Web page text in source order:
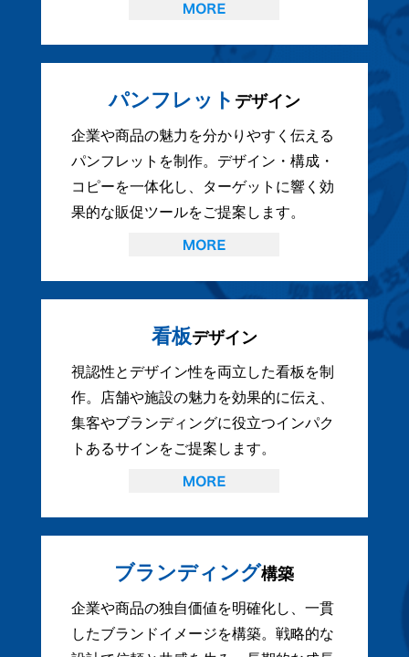
パンフレット デザイン
企業や商品の魅力を分かりやすく伝える
パンフレットを制作。デザイン・構成・
コピーを一体化し、ターゲットに響く効
果的な販促ツールをご提案します。
看板デザイン
視認性とデザイン性を両立した看板を制
作。店舗や施設の魅力を効果的に伝え、
集客やブランディングに役立つインパク
トあるサインをご提案します。
ブランディング構築
企業や商品の独自価値を明確化し、一貫
したブランドイメージを構築。戦略的な